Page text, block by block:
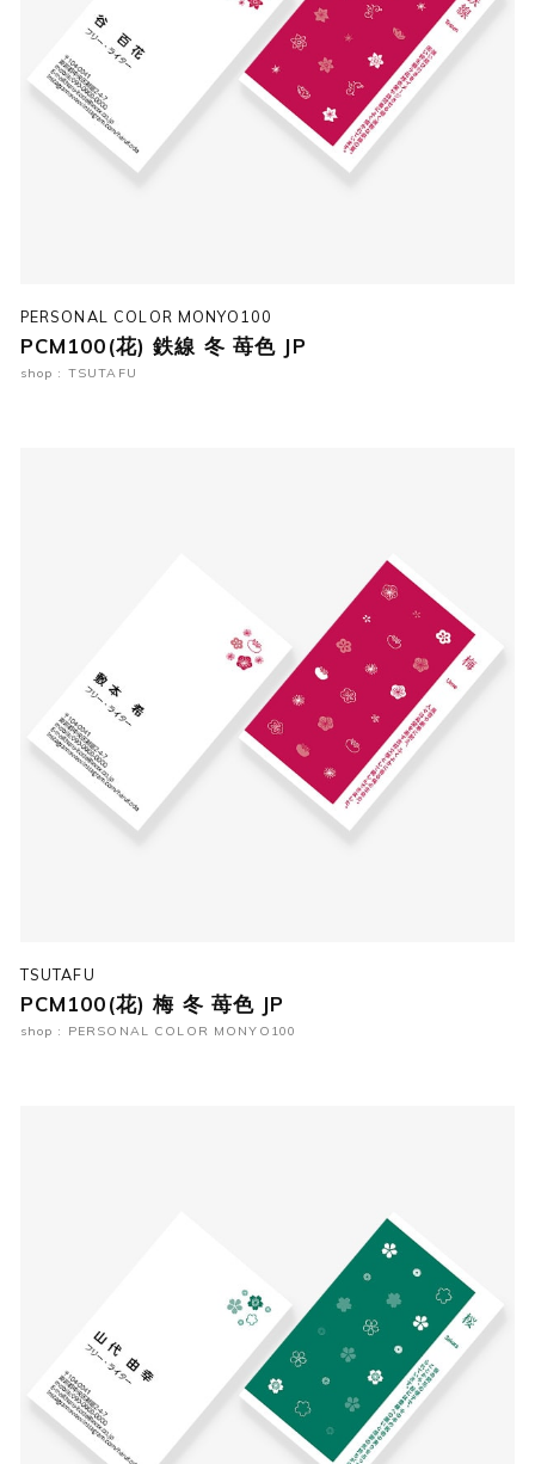
PERSONAL COLOR MONYO100
PCM100(花) 鉄線 冬 苺色 JP
shop : TSUTAFU
TSUTAFU
PCM100(花) 梅 冬 苺色 JP
shop : PERSONAL COLOR MONYO100